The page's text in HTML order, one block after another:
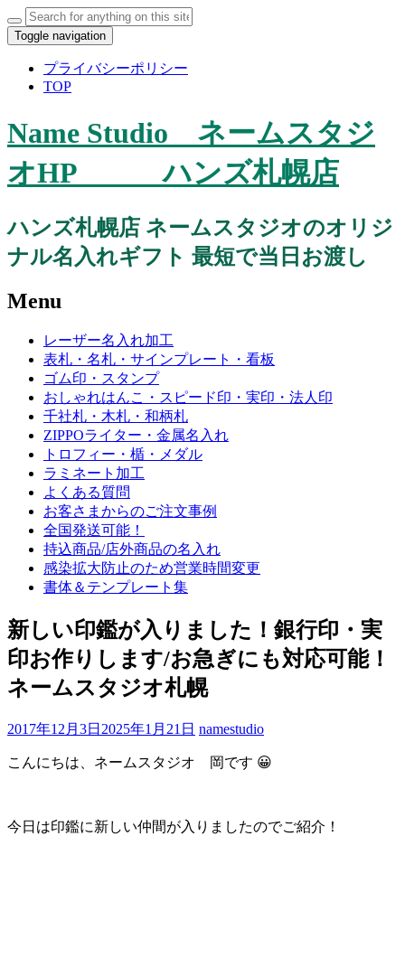
Search
for:
Toggle navigation
プライバシーポリシー
TOP
Name Studio ネームスタジ
オHP ハンズ札幌店
ハンズ札幌店 ネームスタジオのオリジ
ナル名入れギフト 最短で当日お渡し
Menu
Skip
content
レーザー名入れ加工
表札・名札・サインプレート・看板
ゴム印・スタンプ
おしゃれはんこ・スピード印・実印・法人印
千社札・木札・和柄札
ZIPPOライター・金属名入れ
トロフィー・楯・メダル
ラミネート加工
よくある質問
お客さまからのご注文事例
全国発送可能！
持込商品/店外商品の名入れ
感染拡大防止のため営業時間変更
書体＆テンプレート集
新しい印鑑が入りました！銀行印・実
印お作りします/お急ぎにも対応可能！
ネームスタジオ札幌
2017年12月3日 2025年1月21日 namestudio
こんにちは、ネームスタジオ 岡です 😀
今日は印鑑に新しい仲間が入りましたのでご紹介！